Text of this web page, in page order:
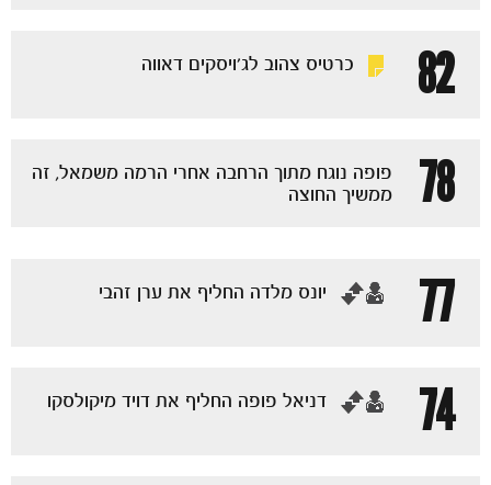
82 כרטיס צהוב לג'ויסקים דאווה
78
פופה נוגח מתוך הרחבה אחרי הרמה משמאל, זה
ממשיך החוצה
77 ‏יונס מלדה החליף את ערן זהבי
74 ‏דניאל פופה החליף את דויד מיקולסקו